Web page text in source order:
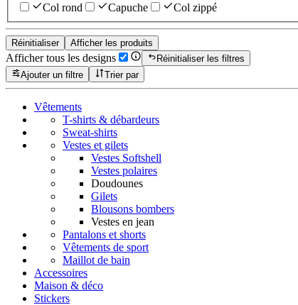
Col rond
Capuche Col zippé
Réinitialiser Afficher les produits
Afficher tous les designs
Réinitialiser les filtres
Ajouter un filtre
Trier par
Vêtements
T-shirts & débardeurs
Sweat-shirts
Vestes et gilets
Vestes Softshell
Vestes polaires
Doudounes
Gilets
Blousons bombers
Vestes en jean
Pantalons et shorts
Vêtements de sport
Maillot de bain
Accessoires
Maison & déco
Stickers